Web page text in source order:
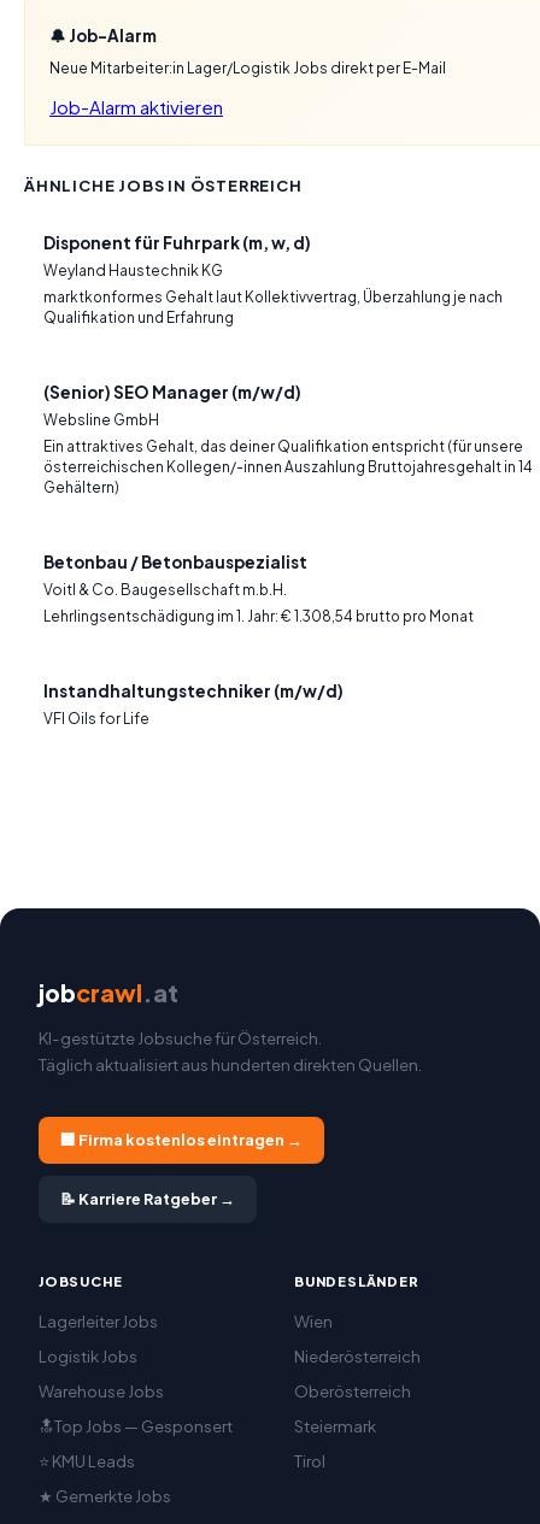
🔔 Job-Alarm
Neue Mitarbeiter:in Lager/Logistik Jobs direkt per E-Mail
Job-Alarm aktivieren
ÄHNLICHE JOBS IN ÖSTERREICH
Disponent für Fuhrpark (m, w, d)
Weyland Haustechnik KG
marktkonformes Gehalt laut Kollektivvertrag, Überzahlung je nach
Qualifikation und Erfahrung
(Senior) SEO Manager (m/w/d)
Websline GmbH
Ein attraktives Gehalt, das deiner Qualifikation entspricht (für unsere
österreichischen Kollegen/-innen Auszahlung Bruttojahresgehalt in 14
Gehältern)
Betonbau / Betonbauspezialist
Voitl & Co. Baugesellschaft m.b.H.
Lehrlingsentschädigung im 1. Jahr: € 1.308,54 brutto pro Monat
Instandhaltungstechniker (m/w/d)
VFI Oils for Life
jobcrawl.at
KI-gestützte Jobsuche für Österreich.
Täglich aktualisiert aus hunderten direkten Quellen.
🏢 Firma kostenlos eintragen →
📝 Karriere Ratgeber →
JOBSUCHE
Lagerleiter Jobs
Logistik Jobs
Warehouse Jobs
🔝Top Jobs — Gesponsert
⭐ KMU Leads
★ Gemerkte Jobs
BUNDESLÄNDER
Wien
Niederösterreich
Oberösterreich
Steiermark
Tirol